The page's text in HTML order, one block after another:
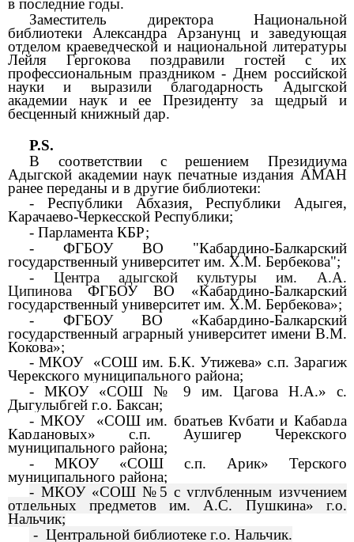
в последние годы.
Заместитель директора Национальной
библиотеки Александра Арзанунц и заведующая
отделом краеведческой и национальной литературы
Лейля Гергокова поздравили гостей с их
профессиональным праздником - Днем российской
науки и выразили благодарность Адыгской
академии наук и ее Президенту за щедрый и
бесценный книжный дар.
P.S.
В соответствии с решением Президиума
Адыгской академии наук печатные издания АМАН
ранее переданы и в другие библиотеки:
- Республики Абхазия, Республики Адыгея,
Карачаево-Черкесской Республики;
- Парламента КБР;
-ФГБОУ ВО "Кабардино-Балкарский
государственный университет им. Х.М. Бербекова";
- Центра адыгской культуры им. А.А.
ЦипиноваФГБОУ ВО «Кабардино-Балкарский
государственный университет им. Х.М. Бербекова»;
- ФГБОУ ВО «Кабардино-Балкарский
государственный аграрный университет имени В.М.
Кокова»;
- МКОУ «СОШ им. Б.К. Утижева» с.п. Зарагиж
Черекского муниципального района;
- МКОУ «СОШ № 9 им. Цагова Н.А.» с.
Дыгулыбгей г.о. Баксан;
- МКОУ «СОШ им. братьев Кубати и Кабарда
Кардановых» с.п. Аушигер Черекского
муниципального района;
- МКОУ «СОШ с.п. Арик» Терского
муниципального района;
- МКОУ «СОШ №5 с углубленным изучением
отдельных предметов им. А.С. Пушкина» г.о.
Нальчик;
- Центральной библиотеке г.о. Нальчик.